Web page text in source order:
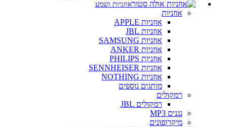
אוזניות ושמע
אוזניות
אוזניות APPLE
אוזניות JBL
אוזניות SAMSUNG
אוזניות ANKER
אוזניות PHILIPS
אוזניות SENNHEISER
אוזניות NOTHING
מותגים נוספים
רמקולים
רמקולים JBL
נגנים MP3
מיקרופונים